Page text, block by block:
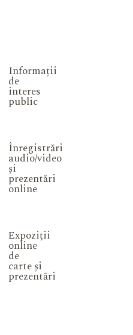
Informații
de
interes
public
Înregistrări
audio/video
și
prezentări
online
Expoziții
online
de
carte și
prezentări